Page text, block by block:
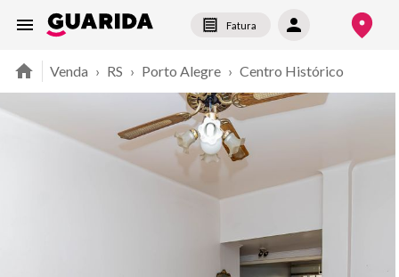
Fatura
Venda › RS › Porto Alegre › Centro Histórico